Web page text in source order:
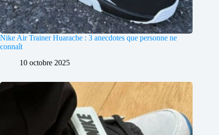
Nike Air Trainer Huarache : 3 anecdotes que personne ne
connaît
10 octobre 2025